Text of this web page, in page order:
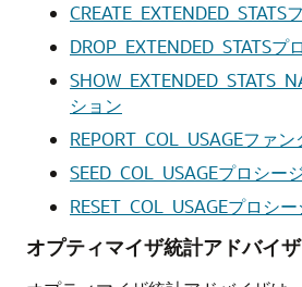
CREATE_EXTENDED_STATS
DROP_EXTENDED_STATSプ
ション
REPORT_COL_USAGEファ
SEED_COL_USAGEプロシー
RESET_COL_USAGEプロシ
オプティマイザ統計アドバイザ